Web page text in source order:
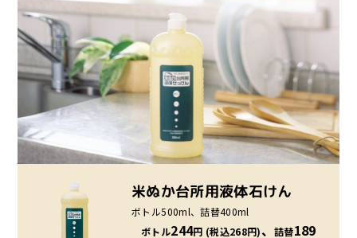
米ぬか台所用液体石けん
ボトル500ml、詰替400ml
ボトル244円 (税込268円)、詰替189